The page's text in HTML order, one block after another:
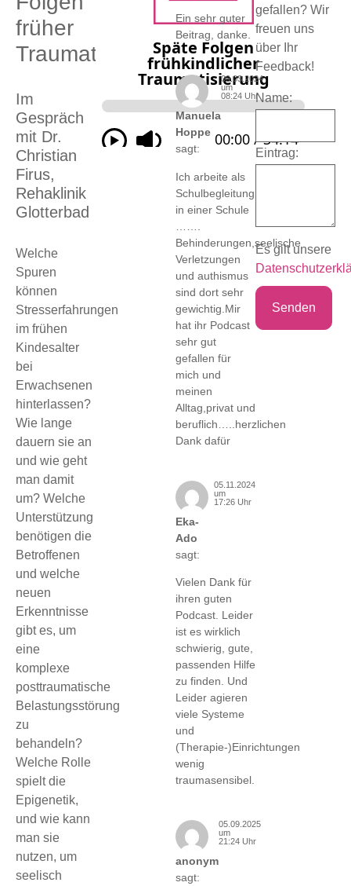
früher
Traumatisierung
Im
Gespräch
mit Dr.
Christian
Firus,
Rehaklinik
Glotterbad
Welche
Spuren
können
Stresserfahrungen
im frühen
Kindesalter
bei
Erwachsenen
hinterlassen?
Wie lange
dauern sie an
und wie geht
man damit
um? Welche
Unterstützung
benötigen die
Betroffenen
und welche
neuen
Erkenntnisse
gibt es, um
eine
komplexe
posttraumatische
Belastungsstörung
zu
behandeln?
Welche Rolle
spielt die
Epigenetik,
und wie kann
man sie
nutzen, um
seelisch
Ein sehr guter
Beitrag, danke.
Manuela
Hoppe
sagt:
09.03.2024
um
08:24 Uhr
Ich arbeite als
Schulbegleitung
in einer Schule
Behinderungen,seelische
Verletzungen
und authismus
sind dort sehr
gewichtig.Mir
hat ihr Podcast
sehr gut
gefallen für
mich und
meinen
Alltag,privat und
beruflich…..herzlichen
Dank dafür
Eka-
Ado
sagt:
05.11.2024
um
17:26 Uhr
Vielen Dank für
ihren guten
Podcast. Leider
ist es wirklich
schwierig, gute,
passenden Hilfe
zu finden. Und
Leider agieren
viele Systeme
und
(Therapie-)Einrichtungen
wenig
traumasensibel.
anonym
sagt:
05.09.2025
um
21:24 Uhr
gefallen? Wir
freuen uns
über Ihr
Feedback!
Name:
Eintrag:
Es gilt unsere